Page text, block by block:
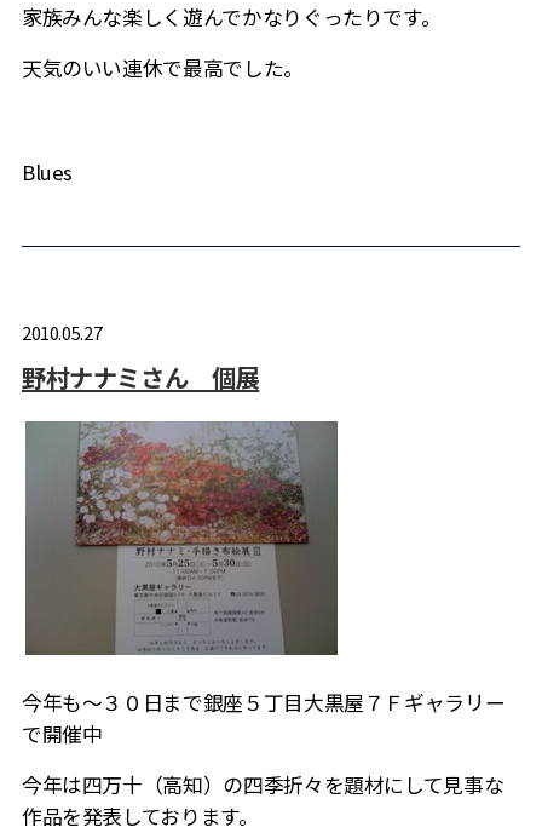
家族みんな楽しく遊んでかなりぐったりです。
天気のいい連休で最高でした。
Blues
2010.05.27
野村ナナミさん 個展
今年も～３０日まで銀座５丁目大黒屋７Ｆギャラリー
で開催中
今年は四万十（高知）の四季折々を題材にして見事な
作品を発表しております。